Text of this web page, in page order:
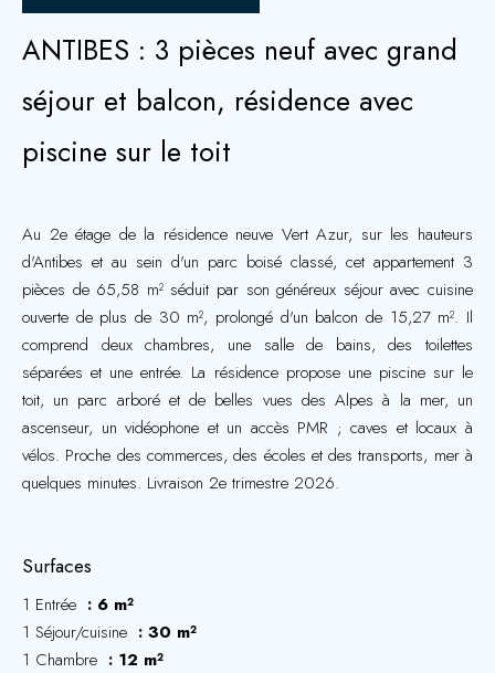
ANTIBES : 3 pièces neuf avec grand
séjour et balcon, résidence avec
piscine sur le toit
Au 2e étage de la résidence neuve Vert Azur, sur les hauteurs
d'Antibes et au sein d'un parc boisé classé, cet appartement 3
pièces de 65,58 m² séduit par son généreux séjour avec cuisine
ouverte de plus de 30 m², prolongé d'un balcon de 15,27 m². Il
comprend deux chambres, une salle de bains, des toilettes
séparées et une entrée. La résidence propose une piscine sur le
toit, un parc arboré et de belles vues des Alpes à la mer, un
ascenseur, un vidéophone et un accès PMR ; caves et locaux à
vélos. Proche des commerces, des écoles et des transports, mer à
quelques minutes. Livraison 2e trimestre 2026.
Surfaces
1 Entrée
6 m²
1 Séjour/cuisine
30 m²
1 Chambre
12 m²